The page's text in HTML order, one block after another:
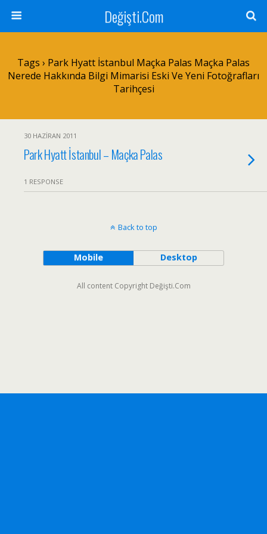
Değişti.Com
Tags › Park Hyatt İstanbul Maçka Palas Maçka Palas
Nerede Hakkında Bilgi Mimarisi Eski Ve Yeni Fotoğrafları
Tarihçesi
30 HAZIRAN 2011
Park Hyatt İstanbul – Maçka Palas
1 RESPONSE
Back to top
Mobile Desktop
All content Copyright Değişti.Com